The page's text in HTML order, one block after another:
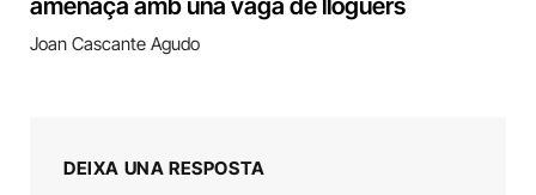
Joan Cascante Agudo
DEIXA UNA RESPOSTA